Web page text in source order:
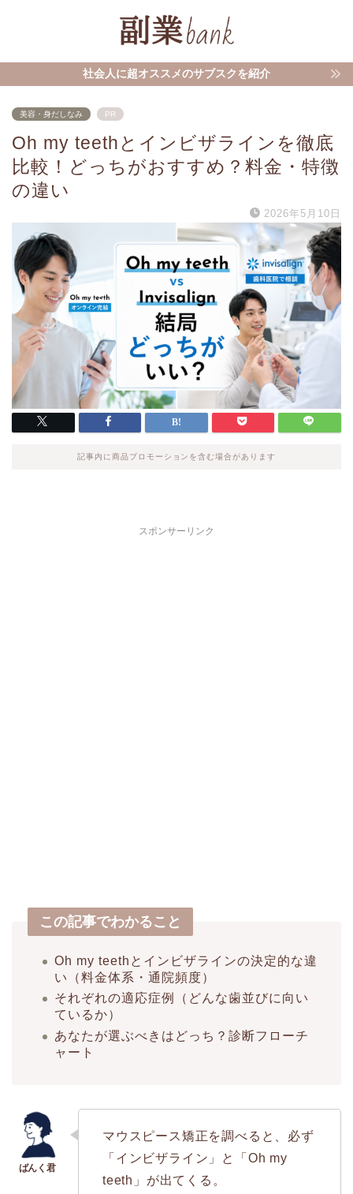
社会人に超オススメのサブスクを紹介
美容・身だしなみ PR
Oh my teethとインビザラインを徹底
比較！どっちがおすすめ？料金・特徴
の違い
2026年5月10日
記事内に商品プロモーションを含む場合があります
スポンサーリンク
この記事でわかること
Oh my teethとインビザラインの決定的な違
い（料金体系・通院頻度）
それぞれの適応症例（どんな歯並びに向い
ているか）
あなたが選ぶべきはどっち？診断フローチ
ャート
マウスピース矯正を調べると、必ず
「インビザライン」と「Oh my
teeth」が出てくる。